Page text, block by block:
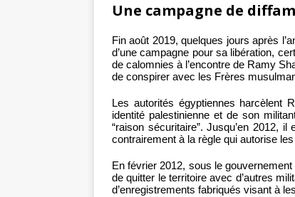
Une campagne de
Fin août 2019, quelques jours après
d’une campagne pour sa libération,
de calomnies à l’encontre de Ramy
de conspirer avec les Frères
Les autorités égyptiennes harcèlent
identité palestinienne et de son
“raison sécuritaire”. Jusqu’en 2012,
contrairement à la règle qui autorise
En février 2012, sous le
de quitter le territoire avec d’autres
d’enregistrements fabriqués visant à